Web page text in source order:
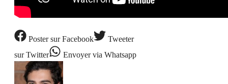
Postersur Facebook
Tweeter
sur Twitter
Envoyervia Whatsapp